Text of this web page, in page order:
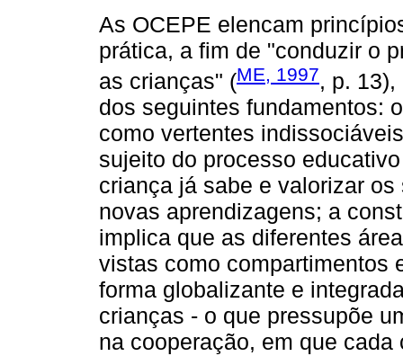
As OCEPE elencam
prática, a fim de "conduzir o
as crianças" (ME, 1997, p.
dos seguintes fundamentos:
como vertentes
sujeito do processo
criança já sabe e valorizar
novas aprendizagens; a
implica que as diferentes
vistas como compartimentos
forma globalizante e
crianças - o que pressupõe
na cooperação, em que